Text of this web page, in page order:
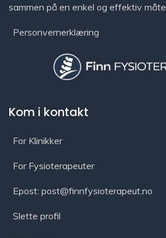
sammen på en enkel og effektiv måte.
Personvernerklæring
Kom i kontakt
For Klinikker
For Fysioterapeuter
Epost: post@finnfysioterapeut.no
Slette profil